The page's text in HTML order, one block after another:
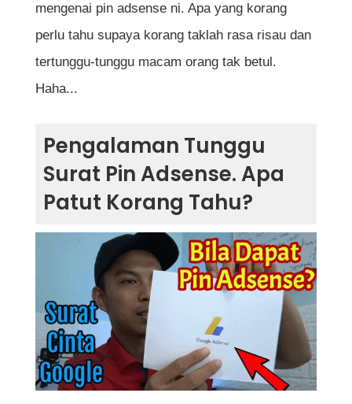
mengenai pin adsense ni. Apa yang korang
perlu tahu supaya korang taklah rasa risau dan
tertunggu-tunggu macam orang tak betul.
Haha...
Pengalaman Tunggu
Surat Pin Adsense. Apa
Patut Korang Tahu?